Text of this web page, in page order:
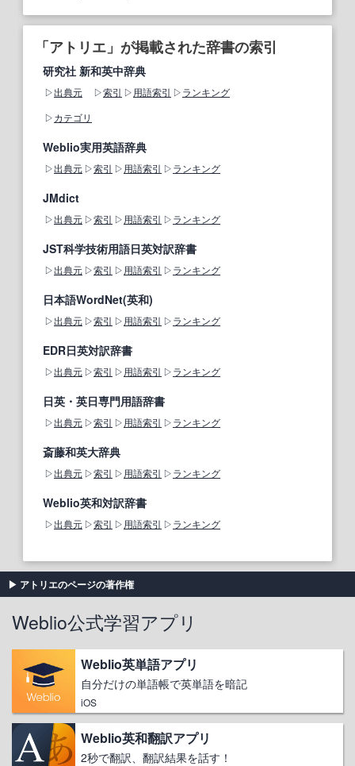
「アトリエ」が掲載された辞書の索引
研究社 新和英中辞典
出典元 索引 用語索引
ランキング
カテゴリ
Weblio実用英語辞典
出典元 索引 用語索引 ランキング
JMdict
出典元 索引 用語索引 ランキング
JST科学技術用語日英対訳辞書
出典元 索引 用語索引 ランキング
日本語WordNet(英和)
出典元 索引 用語索引 ランキング
EDR日英対訳辞書
出典元 索引 用語索引 ランキング
日英・英日専門用語辞書
出典元 索引 用語索引 ランキング
斎藤和英大辞典
出典元 索引 用語索引 ランキング
Weblio英和対訳辞書
出典元 索引 用語索引 ランキング
アトリエのページの著作権
Weblio公式学習アプリ
Weblio英単語アプリ
自分だけの単語帳で英単語を暗記
iOS
Weblio英和翻訳アプリ
2秒で翻訳、翻訳結果を話す！